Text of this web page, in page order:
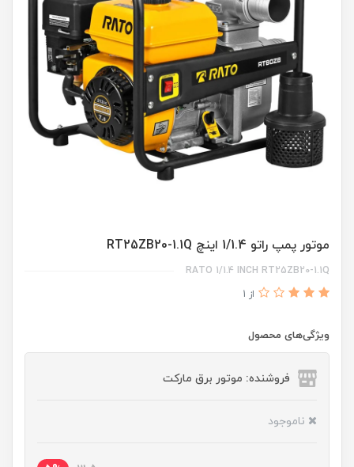
موتور پمپ راتو 1/1.4 اینچ RT25ZB20-1.1Q
RATO 1/1.4 INCH RT25ZB20-1.1Q
از 1
ویژگی‌های محصول
فروشنده: موتور برق مارکت
ناموجود